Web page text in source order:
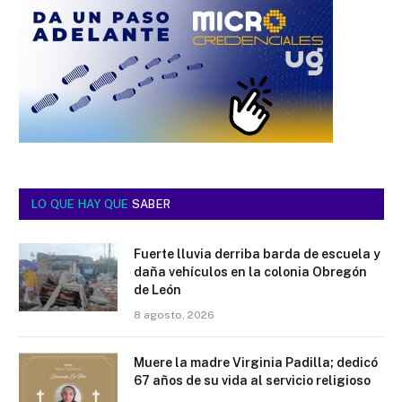
LO QUE HAY QUE SABER
Fuerte lluvia derriba barda de escuela y
daña vehículos en la colonia Obregón
de León
8 agosto, 2026
Muere la madre Virginia Padilla; dedicó
67 años de su vida al servicio religioso